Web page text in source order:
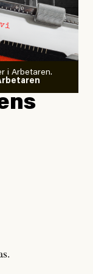
när ETC
i Arbetaren.